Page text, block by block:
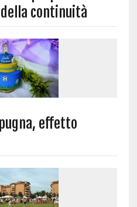
continuità
effetto